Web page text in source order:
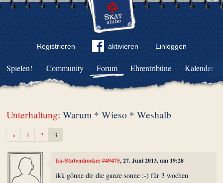
Registrieren aktivieren Einloggen
Community Forum Ehrentribüne Kalender
Spielen!
Unterhaltung: Warum * Wieso * Weshalb
«Zurück1 2 3
Ex-Stubenhocker #49475, 27. Juni 2013, um 19:28
ikk gönne dir die ganze sonne :-) für 3 wochen